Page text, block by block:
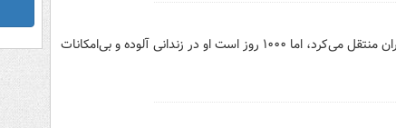
با اینکه عراق طبق توافق باید مدت‌ها پیش ابوعباس را به ایران منتقل می‌کرد، اما ۱۰۰۰ روز است او در زندانی آلوده و بی‌امکانات